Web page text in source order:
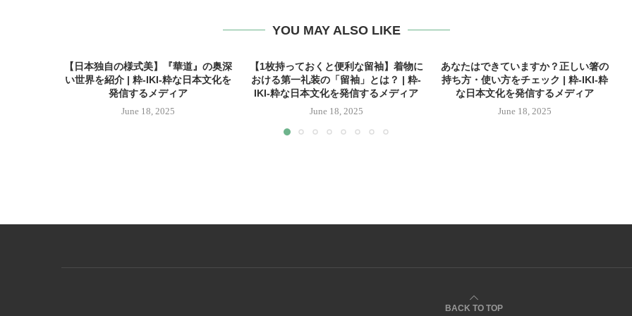
YOU MAY ALSO LIKE
【日本独自の様式美】『華道』の奥深
い世界を紹介 | 粋-IKI-粋な日本文化を
発信するメディア
June 18, 2025
【1枚持っておくと便利な留袖】着物に
おける第一礼装の「留袖」とは？ | 粋-
IKI-粋な日本文化を発信するメディア
June 18, 2025
あなたはできていますか？正しい箸の
持ち方・使い方をチェック | 粋-IKI-粋
な日本文化を発信するメディア
June 18, 2025
BACK TO TOP